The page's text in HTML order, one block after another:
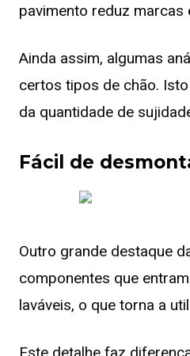
pavimento reduz
Ainda assim, algumas
certos tipos de chão.
da quantidade de
Fácil de
Outro grande destaque
componentes que
laváveis, o que torna a
Este detalhe faz